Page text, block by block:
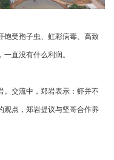
受孢子虫、虹彩病毒、高致
直没有什么利润。
。交流中，郑岩表示：虾并不
观点，郑岩提议与坚哥合作养